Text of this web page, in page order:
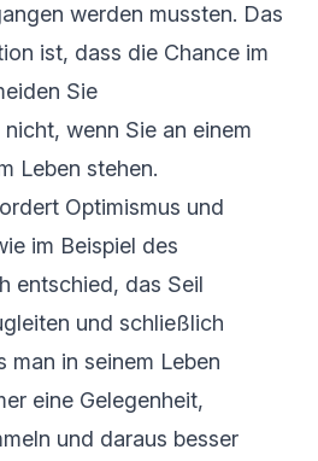
werden mussten. Das
ist, dass die Chance im
Sie
wenn Sie an einem
Leben stehen.
Optimismus und
im Beispiel des
entschied, das Seil
und schließlich
man in seinem Leben
eine Gelegenheit,
und daraus besser